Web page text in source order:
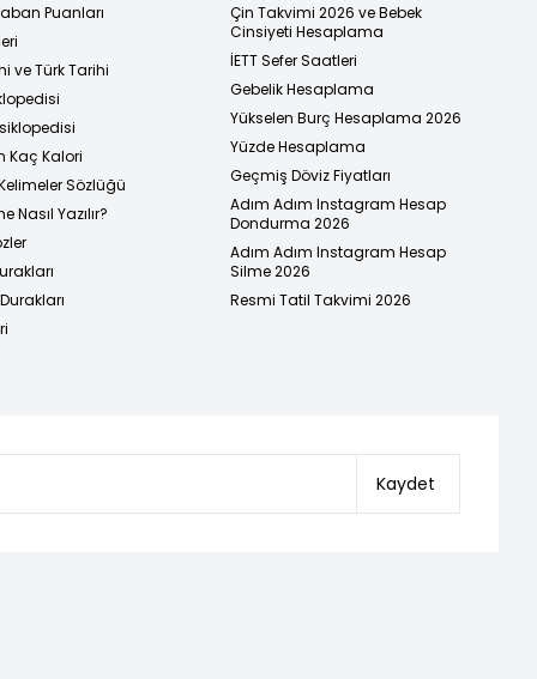
Puanları
ve Türk Tarihi
Kaç Kalori
Sözlüğü
Nasıl Yazılır?
Çin Takvimi 2026 ve Bebek
Cinsiyeti Hesaplama
İETT Sefer Saatleri
Gebelik Hesaplama
Yükselen Burç Hesaplama 2026
Yüzde Hesaplama
Geçmiş Döviz Fiyatları
Adım Adım Instagram Hesap
Dondurma 2026
Adım Adım Instagram Hesap
Silme 2026
Resmi Tatil Takvimi 2026
Kaydet